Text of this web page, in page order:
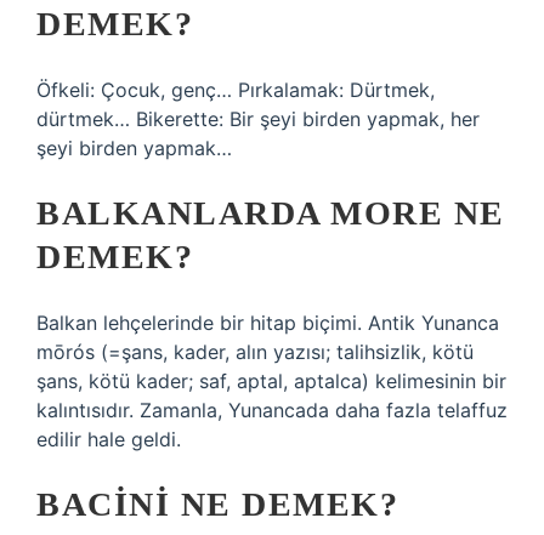
DEMEK?
Öfkeli: Çocuk, genç… Pırkalamak: Dürtmek,
dürtmek… Bikerette: Bir şeyi birden yapmak, her
şeyi birden yapmak…
BALKANLARDA MORE NE
DEMEK?
Balkan lehçelerinde bir hitap biçimi. Antik Yunanca
mōrós (=şans, kader, alın yazısı; talihsizlik, kötü
şans, kötü kader; saf, aptal, aptalca) kelimesinin bir
kalıntısıdır. Zamanla, Yunancada daha fazla telaffuz
edilir hale geldi.
BACINI NE DEMEK?